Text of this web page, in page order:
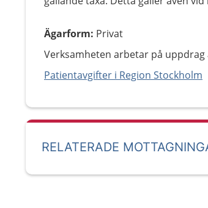
Ägarform: Privat
Verksamheten arbetar på uppdrag
Patientavgifter i Region Stockholm
RELATERADE